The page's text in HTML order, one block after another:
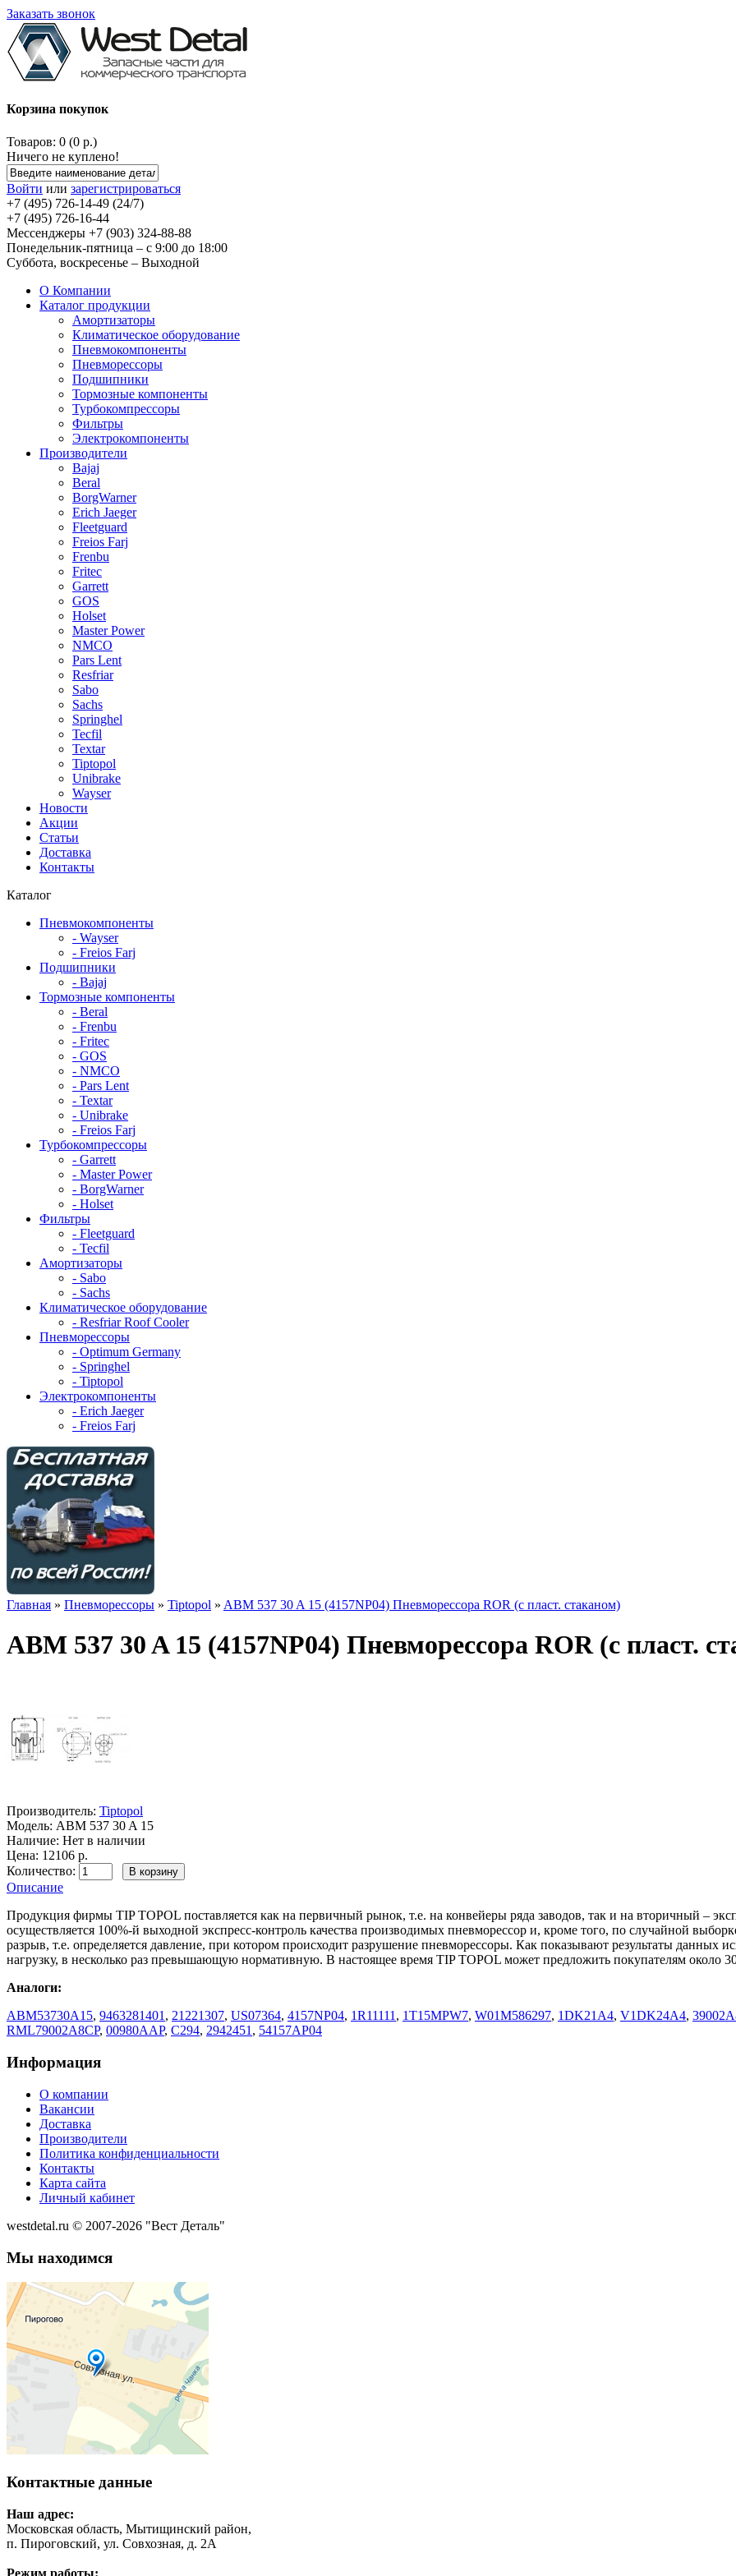
Заказать звонок
Корзина покупок
Товаров: 0 (0 р.)
Ничего не куплено!
Войти или зарегистрироваться
+7 (495) 726-14-49 (24/7)
+7 (495) 726-16-44
Мессенджеры +7 (903) 324-88-88
Понедельник-пятница – с 9:00 до 18:00
Суббота, воскресенье – Выходной
О Компании
Каталог продукции
Амортизаторы
Климатическое оборудование
Пневмокомпоненты
Пневморессоры
Подшипники
Тормозные компоненты
Турбокомпрессоры
Фильтры
Электрокомпоненты
Производители
Bajaj
Beral
BorgWarner
Erich Jaeger
Fleetguard
Freios Farj
Frenbu
Fritec
Garrett
GOS
Holset
Master Power
NMCO
Pars Lent
Resfriar
Sabo
Sachs
Springhel
Tecfil
Textar
Tiptopol
Unibrake
Wayser
Новости
Акции
Статьи
Доставка
Контакты
Каталог
Пневмокомпоненты
- Wayser
- Freios Farj
Подшипники
- Bajaj
Тормозные компоненты
- Beral
- Frenbu
- Fritec
- GOS
- NMCO
- Pars Lent
- Textar
- Unibrake
- Freios Farj
Турбокомпрессоры
- Garrett
- Master Power
- BorgWarner
- Holset
Фильтры
- Fleetguard
- Tecfil
Амортизаторы
- Sabo
- Sachs
Климатическое оборудование
- Resfriar Roof Cooler
Пневморессоры
- Optimum Germany
- Springhel
- Tiptopol
Электрокомпоненты
- Erich Jaeger
- Freios Farj
Главная » Пневморессоры » Tiptopol » ABM 537 30 A 15 (4157NP04) Пневморессора ROR (с пласт. стаканом)
ABM 537 30 A 15 (4157NP04) Пневморессора ROR (с пласт.
Производитель: Tiptopol
Модель: ABM 537 30 A 15
Наличие: Нет в наличии
Цена: 12106 р.
Количество:
Описание
Продукция фирмы TIP TOPOL поставляется как на первичный рынок, т.е. на конвейеры ряда заводов, так и на вторичный –
осуществляется 100%-й выходной экспресс-контроль качества производимых пневморессор и, кроме того, по случайной
разрыв, т.е. определяется давление, при котором происходит разрушение пневморессоры. Как показывают результаты
нагрузку, в несколько раз превышающую нормативную. В настоящее время TIP TOPOL может предложить покупателям около
Аналоги:
ABM53730A15, 9463281401, 21221307, US07364, 4157NP04, 1R11111, 1T15MPW7, W01M586297, 1DK21A4, V1DK24A4,
RML79002A8CP, 00980AAP, C294, 2942451, 54157AP04
Информация
О компании
Вакансии
Доставка
Производители
Политика конфиденциальности
Контакты
Карта сайта
Личный кабинет
westdetal.ru © 2007-2026 "Вест Деталь"
Мы находимся
Контактные данные
Наш адрес:
Московская область, Мытищинский район,
п. Пироговский, ул. Совхозная, д. 2А
Режим работы: